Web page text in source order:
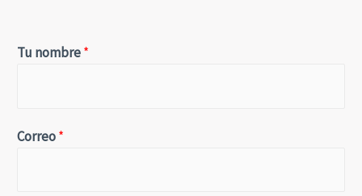
Tu nombre*
Correo*